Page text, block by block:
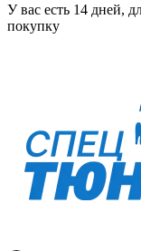
У вас есть 14 дней,
покупку